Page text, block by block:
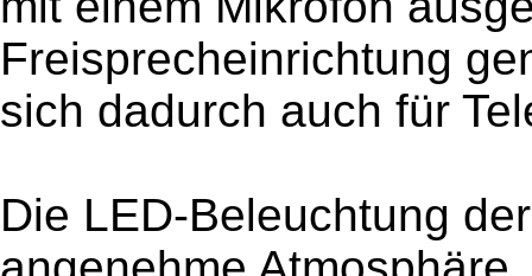
Freisprecheinrichtung
sich dadurch auch für
Die LED-Beleuchtung